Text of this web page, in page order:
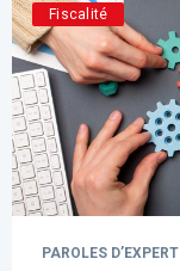
Fiscalité
PAROLES D’EXPERT